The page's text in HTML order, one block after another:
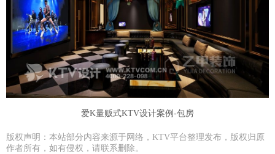
爱K量贩式KTV设计案例-包房
版权声明：本站部分内容来源于网络，KTV平台整理发布，版权归原
作者所有，如有侵权，请联系删除。